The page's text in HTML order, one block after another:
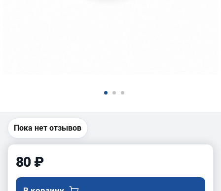
Пока нет отзывов
80 ₽